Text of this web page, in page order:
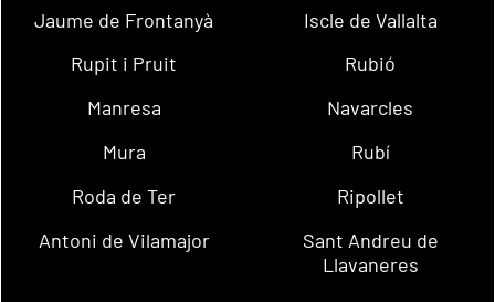
Jaume de Frontanyà
Iscle de Vallalta
Rupit i Pruit
Rubió
Manresa
Navarcles
Mura
Rubí
Roda de Ter
Ripollet
Antoni de Vilamajor
Sant Andreu de
Llavaneres